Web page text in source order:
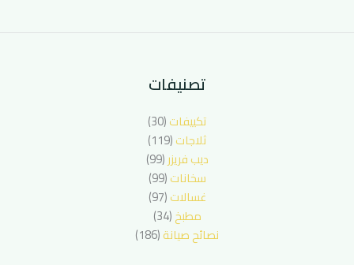
تصنيفات
تكييفات(30)
ثلاجات(119)
ديب فريزر(99)
سخانات(99)
غسالات(97)
مطبخ(34)
نصائح صيانة(186)